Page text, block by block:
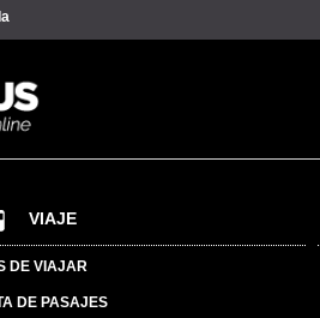
VIAJE
DE VIAJAR
DE PASAJES